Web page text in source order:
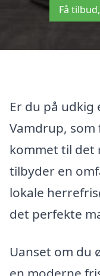
Få
Er du på
Vamdrup,
kommet til det
tilbyder en
lokale
det perfekte
Uanset om du